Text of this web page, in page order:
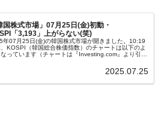
「2035年までに18.4GW規模のAIデ
から無理だってば。
ガン「韓国レバレッジETFの清算は
「ニセＫ-ブランドを通報しようキ
国株式市場」07月25日(金)初動・
「3,193」上がらない(笑)
年07月25日(金)の韓国株式市場が開きました。10:19
KOSPI（韓国総合株価指数）のチャートは以下のよ
なっています（チャートは『Investing.com』より引
2025.07.25